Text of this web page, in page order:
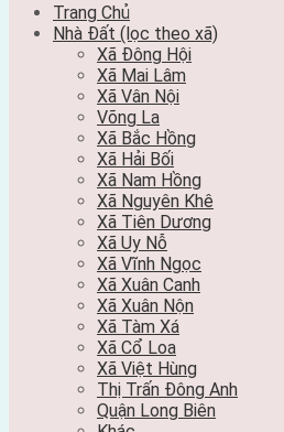
Trang Chủ
Nhà Đất (lọc theo xã)
Xã Đông Hội
Xã Mai Lâm
Xã Vân Nội
Võng La
Xã Bắc Hồng
Xã Hải Bối
Xã Nam Hồng
Xã Nguyên Khê
Xã Tiên Dương
Xã Uy Nỗ
Xã Vĩnh Ngọc
Xã Xuân Canh
Xã Xuân Nộn
Xã Tàm Xá
Xã Cổ Loa
Xã Việt Hùng
Thị Trấn Đông Anh
Quận Long Biên